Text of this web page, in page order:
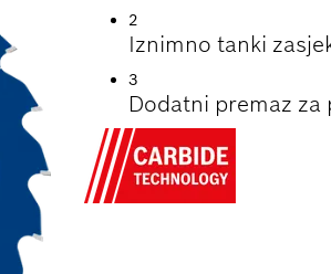
2
Iznimno tanki
3
Dodatni premaz